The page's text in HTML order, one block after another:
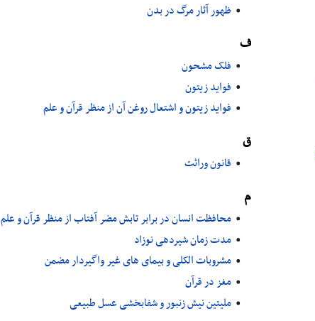
ظهور آثار مرگ در بدن
ف
فلک مشحون
فواید زیتون
فواید زیتون و اشتعال روغن آن از منظر قرآن و علم
ق
قانون وراثت
م
محافظت انسان در برابر تابش مضر آفتاب از منظر قرآن و علم
مدت زمان شیردهی نوزاد
مشروبات الکلی و بیمای های غیر واگیردار مضمن
مغز در قرآن
ملیتین نیش زنبور و شفابخشی عسل طبیعی